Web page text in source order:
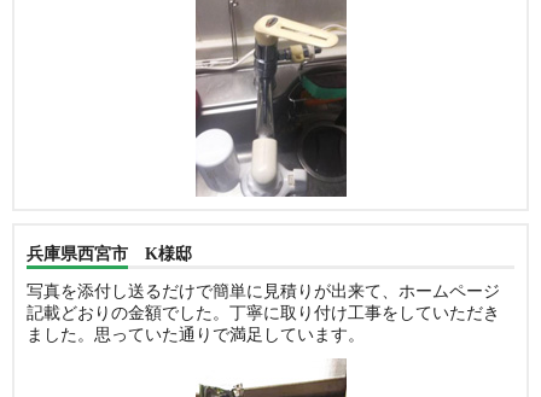
兵庫県西宮市 K様邸
写真を添付し送るだけで簡単に見積りが出来て、ホームページ
記載どおりの金額でした。丁寧に取り付け工事をしていただき
ました。思っていた通りで満足しています。